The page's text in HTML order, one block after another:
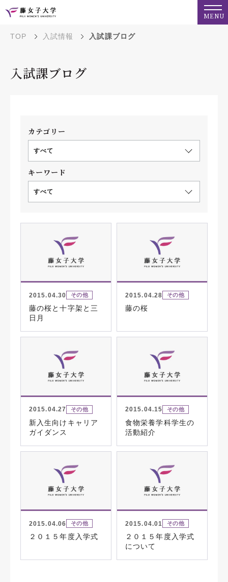
MENU
TOP 入試情報 入試課ブログ
入試課ブログ
カテゴリー
すべて
キーワード
すべて
2015.04.30 その他
藤の桜と十字架と三
日月
2015.04.28 その他
藤の桜
2015.04.27 その他
新入生向けキャリア
ガイダンス
2015.04.15 その他
食物栄養学科学生の
活動紹介
2015.04.06 その他
２０１５年度入学式
2015.04.01 その他
２０１５年度入学式
について